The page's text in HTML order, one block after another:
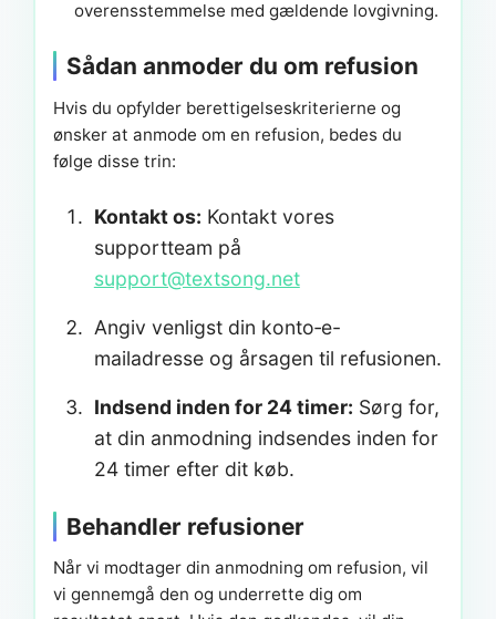
overensstemmelse med gældende lovgivning.
Sådan anmoder du om refusion
Hvis du opfylder berettigelseskriterierne og
ønsker at anmode om en refusion, bedes du
følge disse trin:
Kontakt os: Kontakt vores
supportteam på
support@textsong.net
Angiv venligst din konto‑e-
mailadresse og årsagen til refusionen.
Indsend inden for 24 timer: Sørg for,
at din anmodning indsendes inden for
24 timer efter dit køb.
Behandler refusioner
Når vi modtager din anmodning om refusion, vil
vi gennemgå den og underrette dig om